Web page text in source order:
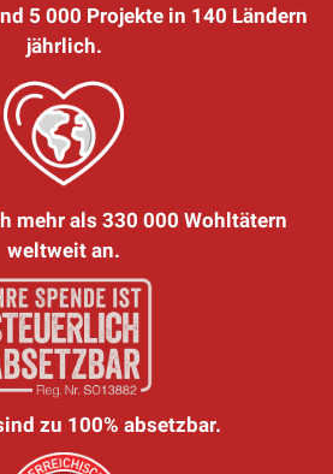
5 000 Projekte in 140 Ländern
jährlich.
mehr als 330 000 Wohltätern
weltweit an.
zu 100% absetzbar.